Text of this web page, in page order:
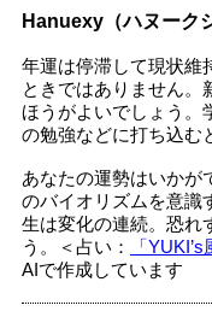
Hanuexy（ハヌーク
年運は停滞して現状維
ときではありません。
ほうがよいでしょう。
の勉強などに打ち込む
あなたの運勢はいか
のバイオリズムを意識
生は変化の連続。恐れ
う。＜占い：
「
AIで作成しています